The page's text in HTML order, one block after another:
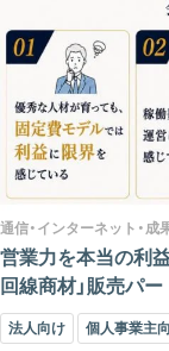
通信・インターネット・成
営業力を本当の利
回線商材」販売パ
法人向け 個人事業主